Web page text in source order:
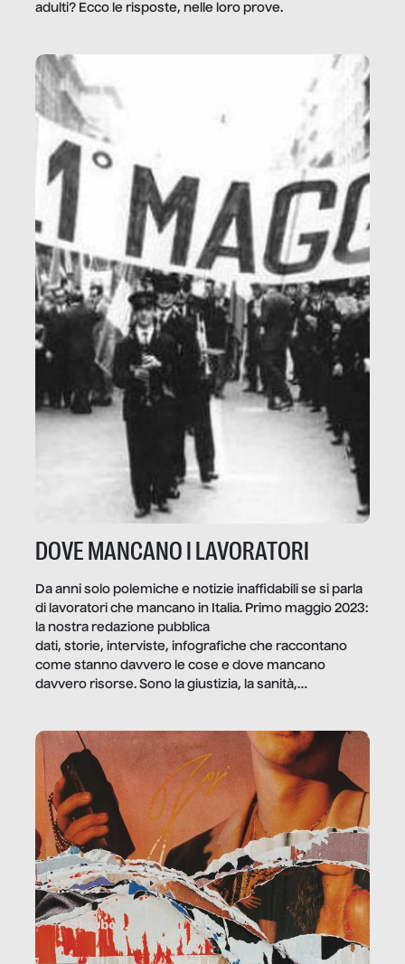
adulti? Ecco le risposte, nelle loro prove.
DOVE MANCANO I LAVORATORI
Da anni solo polemiche e notizie inaffidabili se si parla
di lavoratori che mancano in Italia. Primo maggio 2023:
la nostra redazione pubblica
dati, storie, interviste, infografiche che raccontano
come stanno davvero le cose e dove mancano
davvero risorse. Sono la giustizia, la sanità,